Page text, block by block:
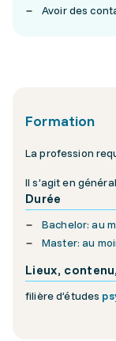
Avoir des
Formation
La profession
Il s’agit en
Durée
Bachelor: au
Master: au
Lieux,
filière d’études